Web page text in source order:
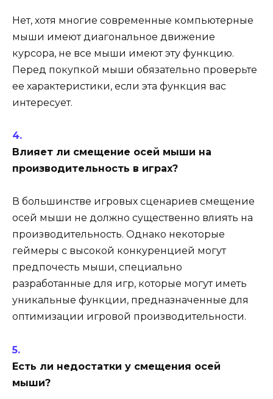
Нет, хотя многие современные компьютерные
мыши имеют диагональное движение
курсора, не все мыши имеют эту функцию.
Перед покупкой мыши обязательно проверьте
ее характеристики, если эта функция вас
интересует.
Влияет ли смещение осей мыши на
производительность в играх?
В большинстве игровых сценариев смещение
осей мыши не должно существенно влиять на
производительность. Однако некоторые
геймеры с высокой конкуренцией могут
предпочесть мыши, специально
разработанные для игр, которые могут иметь
уникальные функции, предназначенные для
оптимизации игровой производительности.
Есть ли недостатки у смещения осей
мыши?